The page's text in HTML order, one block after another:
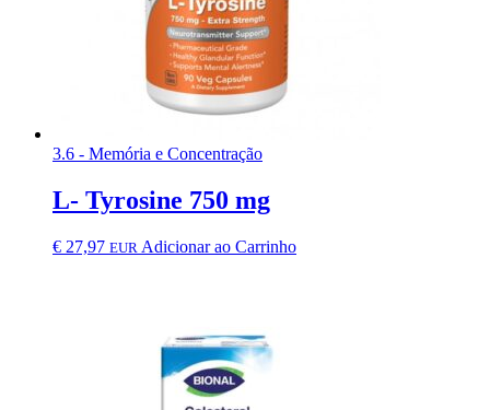
3.6 - Memória e Concentração
L- Tyrosine 750 mg
€ 27,97 EUR Adicionar ao Carrinho